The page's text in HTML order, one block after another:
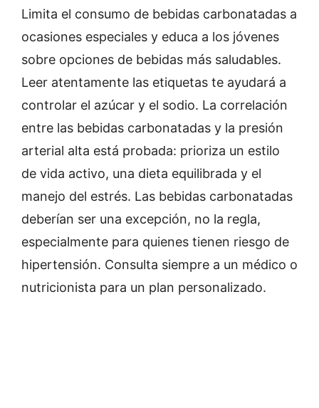
Limita el consumo de bebidas carbonatadas a
ocasiones especiales y educa a los jóvenes
sobre opciones de bebidas más saludables.
Leer atentamente las etiquetas te ayudará a
controlar el azúcar y el sodio. La correlación
entre las bebidas carbonatadas y la presión
arterial alta está probada: prioriza un estilo
de vida activo, una dieta equilibrada y el
manejo del estrés. Las bebidas carbonatadas
deberían ser una excepción, no la regla,
especialmente para quienes tienen riesgo de
hipertensión. Consulta siempre a un médico o
nutricionista para un plan personalizado.